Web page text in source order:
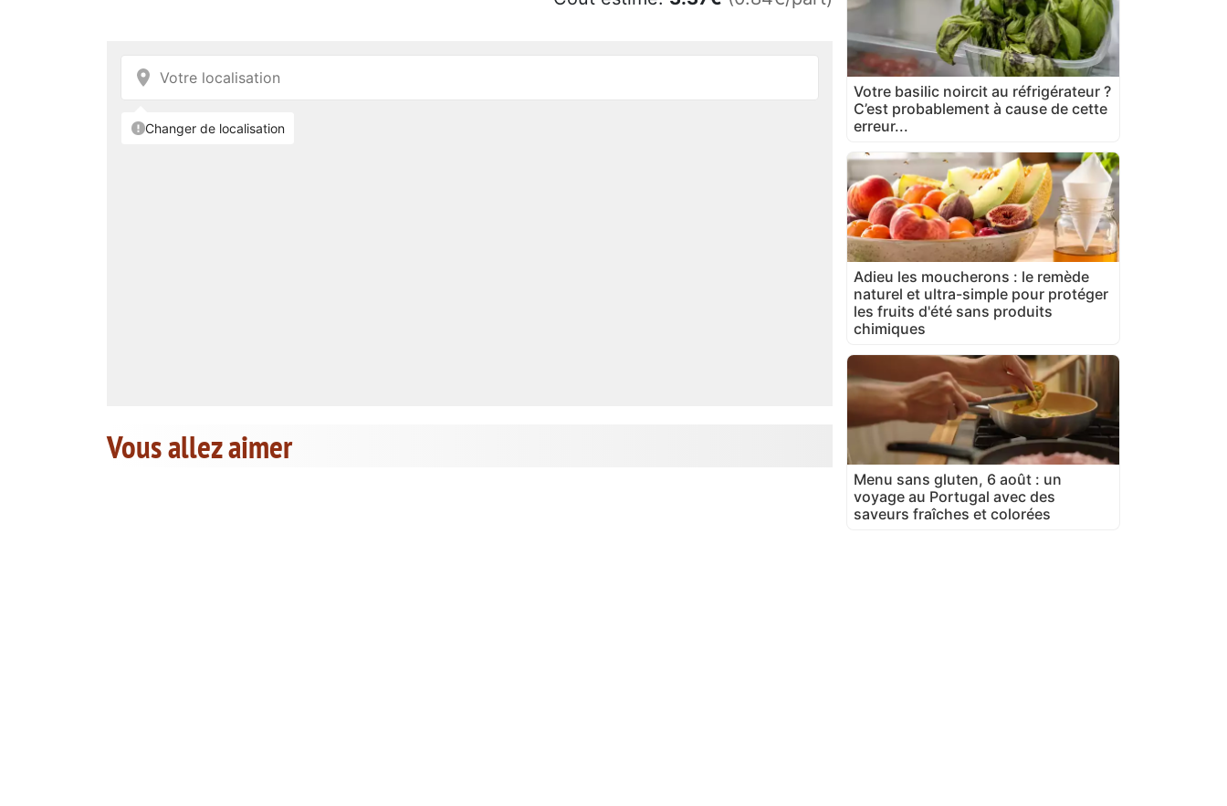
Vous allez aimer
Votre basilic noircit au réfrigérateur ?
C’est probablement à cause de cette
erreur...
Adieu les moucherons : le remède
naturel et ultra-simple pour protéger
les fruits d'été sans produits
chimiques
Menu sans gluten, 6 août : un
voyage au Portugal avec des
saveurs fraîches et colorées